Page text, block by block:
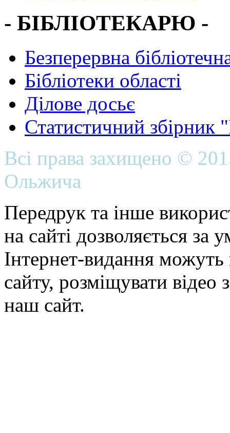
- БІБЛІОТЕКАРЮ -
Безперервна
Бібліотеки області
Ділове досьє
Статистичний
Всі права захищено ©
Ольжича
Передрук та інше
на сайті дозволяється
Інтернет-видання можуть
сайту, розміщувати відео
наш сайт.